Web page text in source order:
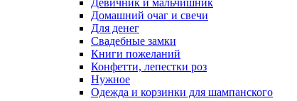
Девичник и мальчишник
Домашний очаг и свечи
Для денег
Свадебные замки
Книги пожеланий
Конфетти, лепестки роз
Нужное
Одежда и корзинки для шампанского